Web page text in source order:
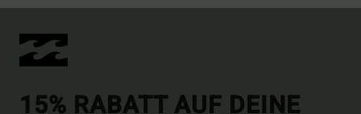
15% RABATT AUF DEINE